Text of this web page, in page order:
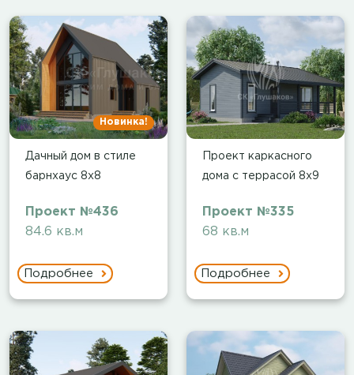
Новинка!
Дачный дом в стиле
барнхаус 8х8
Проект №436
84.6 кв.м
Подробнее
Проект каркасного
дома с террасой 8х9
Проект №335
68 кв.м
Подробнее